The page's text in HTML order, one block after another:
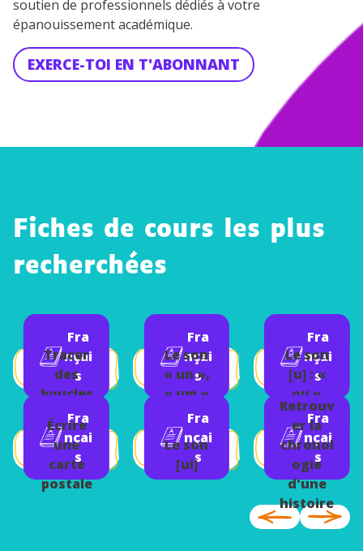
soutien de professionnels dédiés à votre
épanouissement académique.
EXERCE-TOI EN T'ABONNANT
Fiches de cours les plus
recherchées
Fra
nçai
s
Tracer
des
boucles
Fra
nçai
s
Écrire
une
carte
postale
Fra
nçai
s
Le son
« un »,
« um »
Fra
nçai
s
Le son
[ui]
Fra
nçai
s
Le son
[u] : «
ou »
Fra
nçai
s
Retrouv
er la
chronol
ogie
d'une
histoire